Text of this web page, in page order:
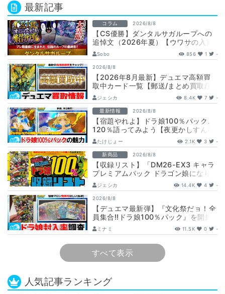
最新記事
コラム 2026/8/8
【CS優勝】ダンタルサガループへの
追悼文（2026年夏）【ウワサの入賞
オリジナルデッキ紹介所 – …
Sobo 856 1 -
2026/8/8
【2026年8月最新】デュエマ高額買
取中カード一覧【郵送/まとめ買取/買
取表/相場/金トレジャー】
ジェシカ 8.4K 7 -
最新情報 2026/8/8
【宿題やれよ】ドラ娘100％パック、
120％語ってみよう【夜更かしすんな
よ】
たけじょー 2.1K 3 -
新商品 2026/8/8
【収録リスト】「DM26-EX3 キャラ
プレミアムパック ドラゴン娘になり
たくないっ！ 文化祭だョ！全員集
合!…
ジェシカ 14.4K 4 -
2026/8/8
【デュエマ最新弾】『文化祭だョ！全
員集合!!ドラ娘100％パック』を開封
して封入率調査！【25周年/ドラゴン
娘…
ミナミ 11.5K 0 -
すべて表示
人気記事ランキング